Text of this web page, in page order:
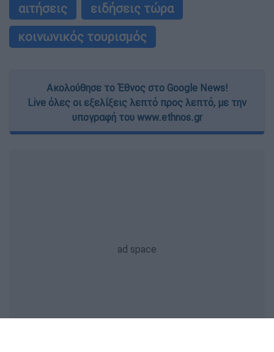
αιτήσεις
ειδήσεις τώρα
κοινωνικός τουρισμός
Ακολούθησε το Έθνος στο Google News!
Live όλες οι εξελίξεις λεπτό προς λεπτό, με την
υπογραφή του www.ethnos.gr